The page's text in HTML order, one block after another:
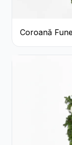
Coroană
și Crizanteme